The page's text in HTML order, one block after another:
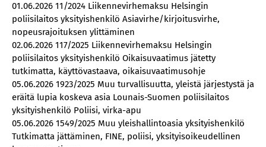
01.06.2026 11/2024 Liikennevirhemaksu Helsingin
poliisilaitos yksityishenkilö Asiavirhe/kirjoitusvirhe,
nopeusrajoituksen ylittäminen
02.06.2026 117/2025 Liikennevirhemaksu Helsingin
poliisilaitos yksityishenkilö Oikaisuvaatimus jätetty
tutkimatta, käyttövastaava, oikaisuvaatimusohje
05.06.2026 1923/2025 Muu turvallisuutta, yleistä järjestystä ja
eräitä lupia koskeva asia Lounais-Suomen poliisilaitos
yksityishenkilö Poliisi, virka-apu
05.06.2026 1549/2025 Muu yleishallintoasia yksityishenkilö
Tutkimatta jättäminen, FINE, poliisi, yksityisoikeudellinen